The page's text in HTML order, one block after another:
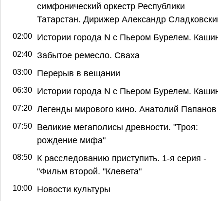
симфонический оркестр Республики
Татарстан. Дирижер Александр
02:00 Истории города N с Пьером Бурелем.
02:40 Забытое ремесло. Сваха
03:00 Перерыв в вещании
06:30 Истории города N с Пьером Бурелем.
07:20 Легенды мирового кино. Анатолий Папанов
07:50
Великие мегаполисы древности. "Троя:
рождение мифа"
08:50
К расследованию приступить. 1-я серия -
"Фильм второй. "Клевета"
10:00 Новости культуры